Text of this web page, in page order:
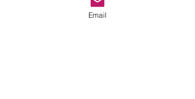
er ontgaat ze niets
Email